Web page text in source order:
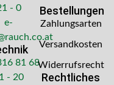
- 0
e-
81 68
- 20
Bestellungen
Zahlungsarten
Versandkosten
Widerrufsrecht
Rechtliches